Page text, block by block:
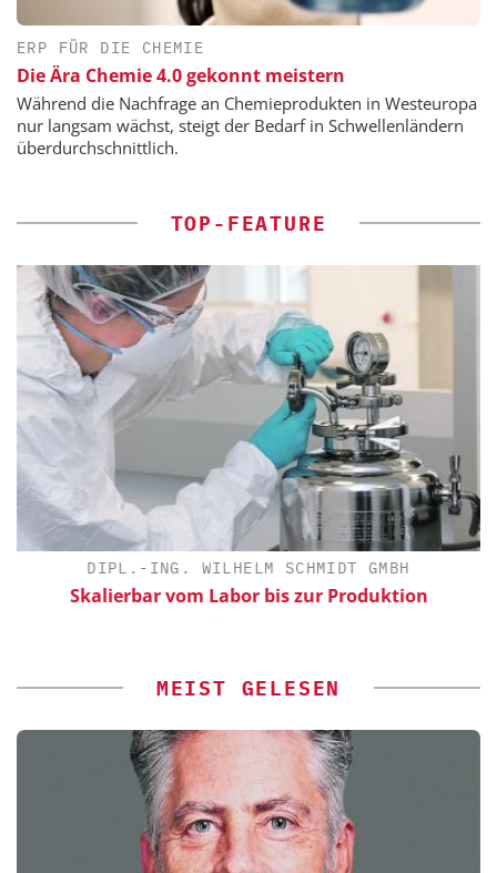
ERP FÜR DIE CHEMIE
Die Ära Chemie 4.0 gekonnt meistern
Während die Nachfrage an Chemieprodukten in Westeuropa
nur langsam wächst, steigt der Bedarf in Schwellenländern
überdurchschnittlich.
TOP-FEATURE
DIPL.-ING. WILHELM SCHMIDT GMBH
Skalierbar vom Labor bis zur Produktion
MEIST GELESEN